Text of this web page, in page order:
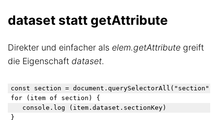
dataset statt getAttribute
Direkter und einfacher als elem.getAttribute greift
die Eigenschaft dataset.
const section = document.querySelectorAll("section");
for (item of section) {